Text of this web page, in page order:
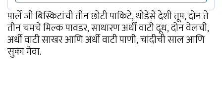
पार्ले जी बिस्किटांची तीन छोटी पाकिटे, थोडेसे देशी तूप, दोन ते
तीन चमचे मिल्क पावडर, साधारण अर्धी वाटी दूध, दोन वेलची,
अर्धी वाटी साखर आणि अर्धी वाटी पाणी, चांदीची साल आणि
सुका मेवा.